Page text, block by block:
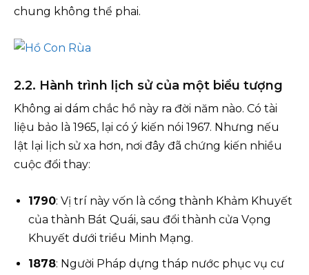
chung không thể phai.
2.2. Hành trình lịch sử của một biểu tượng
Không ai dám chắc hồ này ra đời năm nào. Có tài
liệu bảo là 1965, lại có ý kiến nói 1967. Nhưng nếu
lật lại lịch sử xa hơn, nơi đây đã chứng kiến nhiều
cuộc đổi thay:
1790: Vị trí này vốn là cổng thành Khảm Khuyết
của thành Bát Quái, sau đổi thành cửa Vọng
Khuyết dưới triều Minh Mạng.
1878: Người Pháp dựng tháp nước phục vụ cư